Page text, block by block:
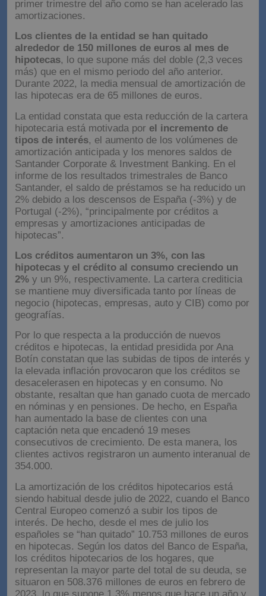
primer trimestre del año como se han acelerado las
amortizaciones.
Los clientes de la entidad se han quitado
alrededor de 150 millones de euros al mes de
hipotecas, lo que supone más del doble (2,3 veces
más) que en el mismo periodo del año anterior.
Durante 2022, la media mensual de amortización de
las hipotecas era de 65 millones de euros.
La entidad constata que esta reducción de la cartera
hipotecaria está motivada por el incremento de
tipos de interés, el aumento de los volúmenes de
amortización anticipada y los menores saldos de
Santander Corporate & Investment Banking. En el
informe de los resultados trimestrales de Banco
Santander, el saldo de préstamos se ha reducido un
2% debido a los descensos de España (-3%) y de
Portugal (-2%), “principalmente por créditos a
empresas y amortizaciones anticipadas de
hipotecas”.
Los créditos aumentaron un 3%, con las
hipotecas y el crédito al consumo creciendo un
2% y un 9%, respectivamente. La cartera crediticia
se mantiene muy diversificada tanto por líneas de
negocio (hipotecas, empresas, auto y CIB) como por
geografías.
Por lo que respecta a la producción de nuevos
créditos e hipotecas, la entidad presidida por Ana
Botín constatan que las subidas de tipos de interés y
la elevada inflación provocaron que los créditos se
desacelerasen en hipotecas y en consumo. No
obstante, resaltan que han ganado cuota de mercado
en nóminas y en pensiones. De hecho, en España
han aumentado la base de clientes con una
captación neta que encadenó 19 meses
consecutivos de crecimiento. De esta manera, los
clientes activos registraron un aumento interanual de
354.000.
La amortización de los créditos hipotecarios está
siendo habitual desde julio de 2022, cuando el Banco
Central Europeo comenzó a subir los tipos de
interés. De hecho, desde el mes de julio los
españoles se “han quitado” 10.753 millones de euros
en hipotecas. Según los datos del Banco de España,
los créditos hipotecarios de los hogares, que
representan la mayor parte del total de su deuda, se
situaron en 508.376 millones de euros en febrero de